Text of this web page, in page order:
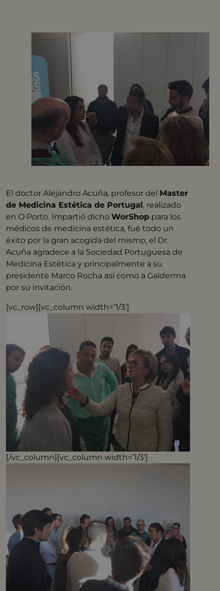
El doctor Alejandro Acuña, profesor del Master
de Medicina Estética de Portugal , realizado
en O Porto. Impartió dichoWorShop para los
médicos de medicina estética, fué todo un
éxito por la gran acogida del mismo, el Dr.
Acuña agradece a la Sociedad Portuguesa de
Medicina Estética y principalmente a su
presidente Marco Rocha así como a Galderma
por su invitación.
[vc_row][vc_column width=’1/3′]
[/vc_column][vc_column width=’1/3′]